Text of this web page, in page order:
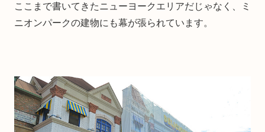
ここまで書いてきたニューヨークエリアだじゃなく、ミ
ニオンパークの建物にも幕が張られています。